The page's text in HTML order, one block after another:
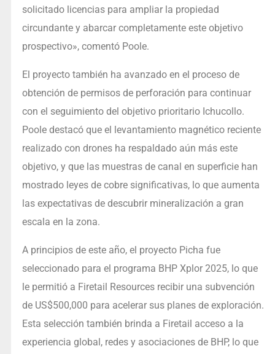
solicitado licencias para ampliar la propiedad
circundante y abarcar completamente este objetivo
prospectivo», comentó Poole.
El proyecto también ha avanzado en el proceso de
obtención de permisos de perforación para continuar
con el seguimiento del objetivo prioritario Ichucollo.
Poole destacó que el levantamiento magnético reciente
realizado con drones ha respaldado aún más este
objetivo, y que las muestras de canal en superficie han
mostrado leyes de cobre significativas, lo que aumenta
las expectativas de descubrir mineralización a gran
escala en la zona.
A principios de este año, el proyecto Picha fue
seleccionado para el programa BHP Xplor 2025, lo que
le permitió a Firetail Resources recibir una subvención
de US$500,000 para acelerar sus planes de exploración.
Esta selección también brinda a Firetail acceso a la
experiencia global, redes y asociaciones de BHP, lo que